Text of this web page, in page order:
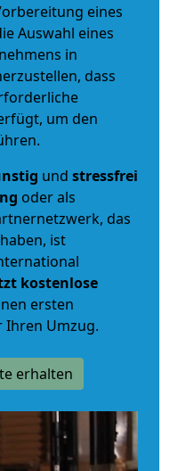
eines
Auswahl eines
in
dass
um den
und stressfrei
oder als
das
ist
kostenlose
ersten
Ihren Umzug.
erhalten